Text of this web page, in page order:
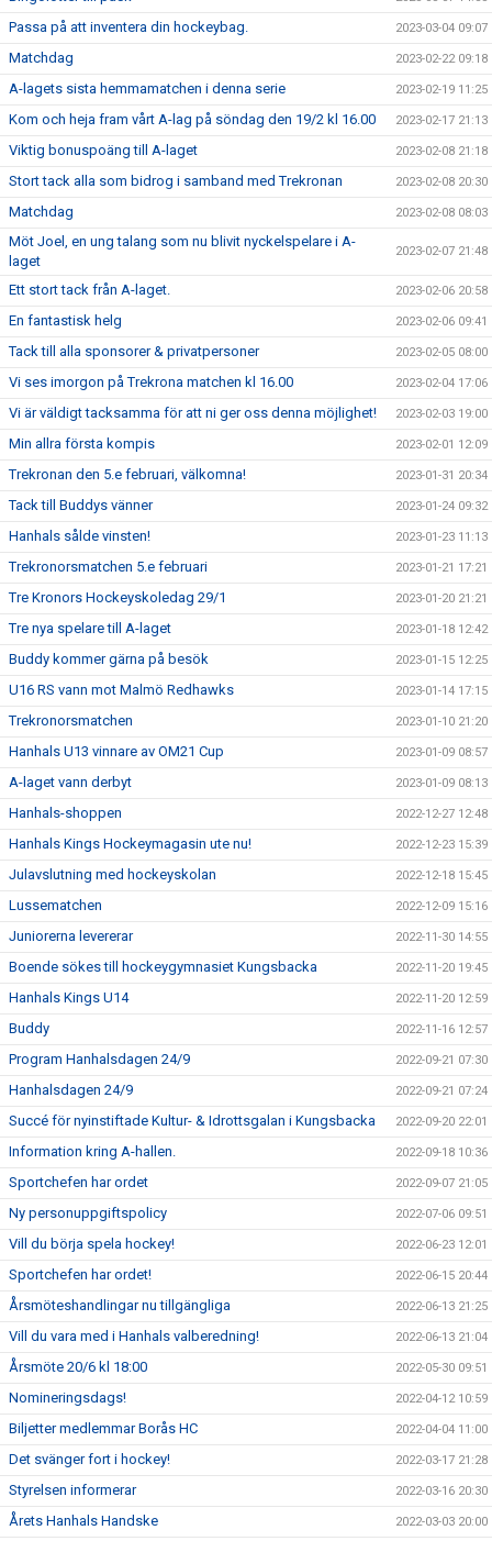
Passa på att inventera din hockeybag. 2023-03-04 09:07
Matchdag 2023-02-22 09:18
A-lagets sista hemmamatchen i denna serie 2023-02-19 11:25
Kom och heja fram vårt A-lag på söndag den 19/2 kl 16.00 2023-02-17 21:13
Viktig bonuspoäng till A-laget 2023-02-08 21:18
Stort tack alla som bidrog i samband med Trekronan 2023-02-08 20:30
Matchdag 2023-02-08 08:03
Möt Joel, en ung talang som nu blivit nyckelspelare i A-
laget
2023-02-07 21:48
Ett stort tack från A-laget. 2023-02-06 20:58
En fantastisk helg 2023-02-06 09:41
Tack till alla sponsorer & privatpersoner 2023-02-05 08:00
Vi ses imorgon på Trekrona matchen kl 16.00 2023-02-04 17:06
Vi är väldigt tacksamma för att ni ger oss denna möjlighet! 2023-02-03 19:00
Min allra första kompis 2023-02-01 12:09
Trekronan den 5.e februari, välkomna! 2023-01-31 20:34
Tack till Buddys vänner 2023-01-24 09:32
Hanhals sålde vinsten! 2023-01-23 11:13
Trekronorsmatchen 5.e februari 2023-01-21 17:21
Tre Kronors Hockeyskoledag 29/1 2023-01-20 21:21
Tre nya spelare till A-laget 2023-01-18 12:42
Buddy kommer gärna på besök 2023-01-15 12:25
U16 RS vann mot Malmö Redhawks 2023-01-14 17:15
Trekronorsmatchen 2023-01-10 21:20
Hanhals U13 vinnare av OM21 Cup 2023-01-09 08:57
A-laget vann derbyt 2023-01-09 08:13
Hanhals-shoppen 2022-12-27 12:48
Hanhals Kings Hockeymagasin ute nu! 2022-12-23 15:39
Julavslutning med hockeyskolan 2022-12-18 15:45
Lussematchen 2022-12-09 15:16
Juniorerna levererar 2022-11-30 14:55
Boende sökes till hockeygymnasiet Kungsbacka 2022-11-20 19:45
Hanhals Kings U14 2022-11-20 12:59
Buddy 2022-11-16 12:57
Program Hanhalsdagen 24/9 2022-09-21 07:30
Hanhalsdagen 24/9 2022-09-21 07:24
Succé för nyinstiftade Kultur- & Idrottsgalan i Kungsbacka 2022-09-20 22:01
Information kring A-hallen. 2022-09-18 10:36
Sportchefen har ordet 2022-09-07 21:05
Ny personuppgiftspolicy 2022-07-06 09:51
Vill du börja spela hockey! 2022-06-23 12:01
Sportchefen har ordet! 2022-06-15 20:44
Årsmöteshandlingar nu tillgängliga 2022-06-13 21:25
Vill du vara med i Hanhals valberedning! 2022-06-13 21:04
Årsmöte 20/6 kl 18:00 2022-05-30 09:51
Nomineringsdags! 2022-04-12 10:59
Biljetter medlemmar Borås HC 2022-04-04 11:00
Det svänger fort i hockey! 2022-03-17 21:28
Styrelsen informerar 2022-03-16 20:30
Årets Hanhals Handske 2022-03-03 20:00